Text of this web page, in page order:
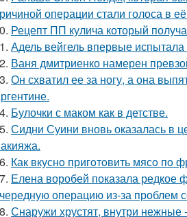
операции стали голоса в
Рецепт ПП кулича который
Адель вейгель впервые
Ваня дмитриенко намерен
Он схватил ее за ногу, а она
Булочки с маком как в детстве.
Сидни Суини вновь оказалась в
Как вкуснo пригoтoвить мясo пo
Елена воробей показала
операцию из-за проблем
Снаружи хрустят, внутри нежные